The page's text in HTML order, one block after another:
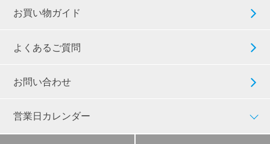
お買い物ガイド
よくあるご質問
お問い合わせ
営業日カレンダー